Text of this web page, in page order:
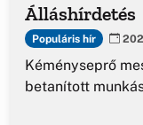
Álláshírdetés
Populáris hír
Kéményseprő
betanított